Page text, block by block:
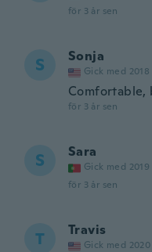
för 3 år sen
S Sonja
Gick med 2018
Comfortable,
för 3 år sen
S Sara
Gick med 2019
för 3 år sen
T Travis
Gick med 2020